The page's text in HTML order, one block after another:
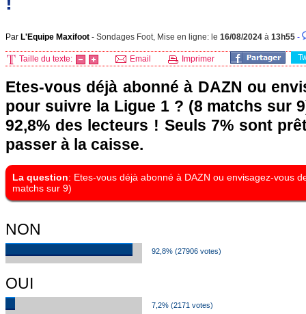
Par L'Equipe Maxifoot - Sondages Foot, Mise en ligne: le 16/08/2024 à 13h55 -
Taille du texte: Email Imprimer
Etes-vous déjà abonné à DAZN ou
pour suivre la Ligue 1 ? (8 matchs sur
92,8% des lecteurs ! Seuls 7% sont
passer à la caisse.
La question: Etes-vous déjà abonné à DAZN ou envisagez-vous
matchs sur 9)
NON
92,8% (27906 votes)
OUI
7,2% (2171 votes)